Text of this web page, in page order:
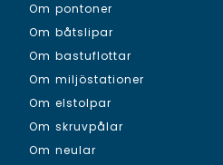
Om pontoner
Om båtslipar
Om bastuflottar
Om miljöstationer
Om elstolpar
Om skruvpålar
Om neular